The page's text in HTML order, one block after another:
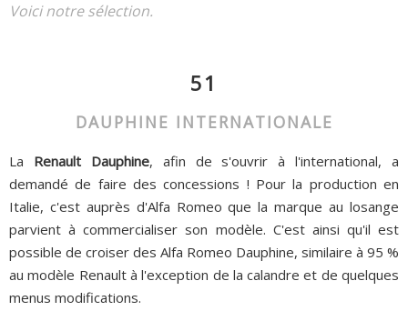
Voici notre sélection.
51
DAUPHINE INTERNATIONALE
La Renault Dauphine, afin de s'ouvrir à l'international, a
demandé de faire des concessions ! Pour la production en
Italie, c'est auprès d'Alfa Romeo que la marque au losange
parvient à commercialiser son modèle. C'est ainsi qu'il est
possible de croiser des Alfa Romeo Dauphine, similaire à 95 %
au modèle Renault à l'exception de la calandre et de quelques
menus modifications.